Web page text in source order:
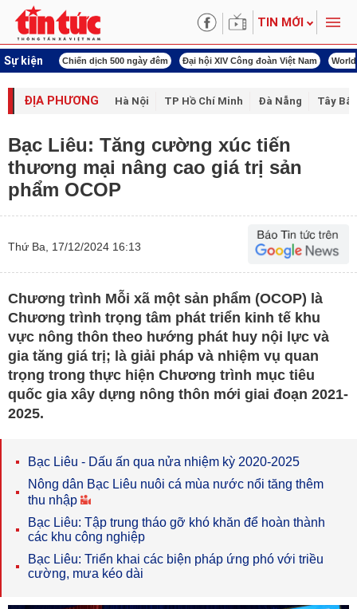
TIN MỚI
Sự kiện
ngày đêm Đại hội XIV Công đoàn Việt Nam World Cup 2026 Kỳ họp thứ
ĐỊA PHƯƠNG Hà Nội TP Hồ Chí Minh Đà Nẵng Tây
Bạc Liêu: Tăng cường xúc tiến
thương mại nâng cao giá trị sản
phẩm OCOP
Thứ Ba, 17/12/2024 16:13
Chương trình Mỗi xã một sản phẩm (OCOP) là
Chương trình trọng tâm phát triển kinh tế khu
vực nông thôn theo hướng phát huy nội lực và
gia tăng giá trị; là giải pháp và nhiệm vụ quan
trọng trong thực hiện Chương trình mục tiêu
quốc gia xây dựng nông thôn mới giai đoạn 2021-
2025.
Bạc Liêu - Dấu ấn qua nửa nhiệm kỳ 2020-2025
Nông dân Bạc Liêu nuôi cá mùa nước nổi tăng thêm
thu nhập
Bạc Liêu: Tập trung tháo gỡ khó khăn để hoàn thành
các khu công nghiệp
Bạc Liêu: Triển khai các biện pháp ứng phó với triều
cường, mưa kéo dài